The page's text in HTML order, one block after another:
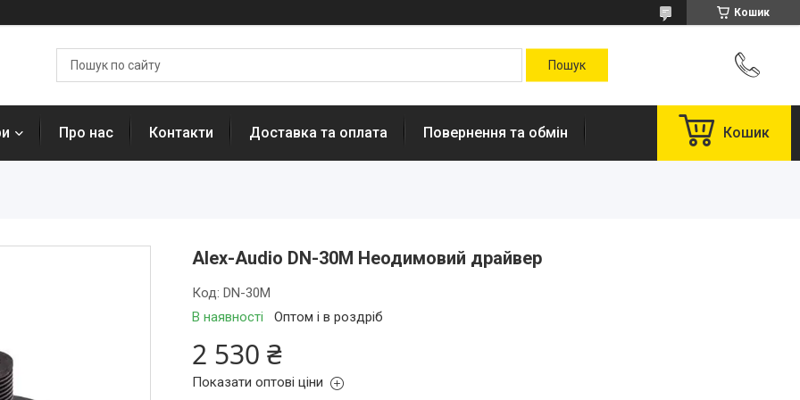
Кошик
Про нас Контакти Доставка та оплата Повернення та обмін Кошик
Alex-Audio DN-30M Неодимовий драйвер
В наявності Оптом і в роздріб
Код: DN-30M
2 530 ₴
Показати оптові ціни